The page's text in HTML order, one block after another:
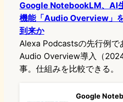
Google NotebookLM、AI
機能「Audio Overview」
到来か
Alexa Podcastsの先行例
Audio Overview導入（
事。仕組みを比較できる。
Google